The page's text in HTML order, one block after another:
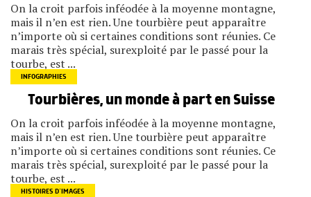
On la croit parfois inféodée à la moyenne montagne,
mais il n’en est rien. Une tourbière peut apparaître
n’importe où si certaines conditions sont réunies. Ce
marais très spécial, surexploité par le passé pour la
tourbe, est ...
INFOGRAPHIES
Tourbières, un monde à part en Suisse
On la croit parfois inféodée à la moyenne montagne,
mais il n’en est rien. Une tourbière peut apparaître
n’importe où si certaines conditions sont réunies. Ce
marais très spécial, surexploité par le passé pour la
tourbe, est ...
HISTOIRES D’IMAGES